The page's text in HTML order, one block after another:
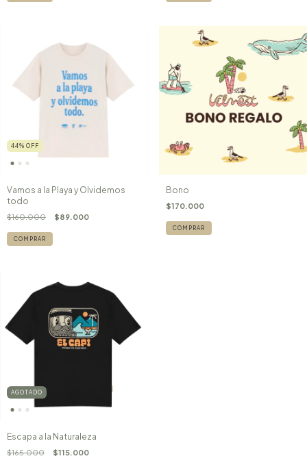
44% OFF
Vamos a la Playa y Olvidemos
todo
$160.000 $89.000
COMPRAR
Bono
$170.000
COMPRAR
AGOTADO
Escapa a la Naturaleza
$165.000 $115.000